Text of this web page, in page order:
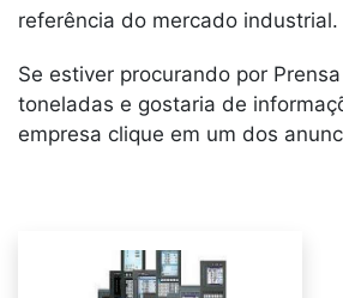
referência do mercado industrial.
Se estiver procurando por
toneladas e gostaria de
empresa clique em um dos